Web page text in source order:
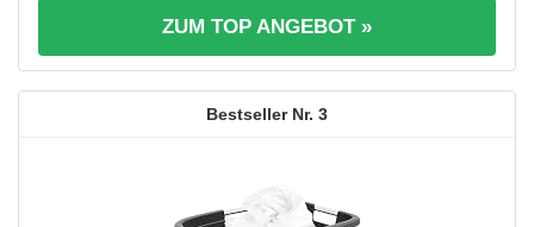
ZUM TOP ANGEBOT »
3